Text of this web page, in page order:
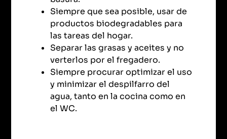
Siempre que sea posible, usar de
productos biodegradables para
las tareas del hogar.
Separar las grasas y aceites y no
verterlos por el fregadero.
Siempre procurar optimizar el uso
y minimizar el despilfarro del
agua, tanto en la cocina como en
el WC.